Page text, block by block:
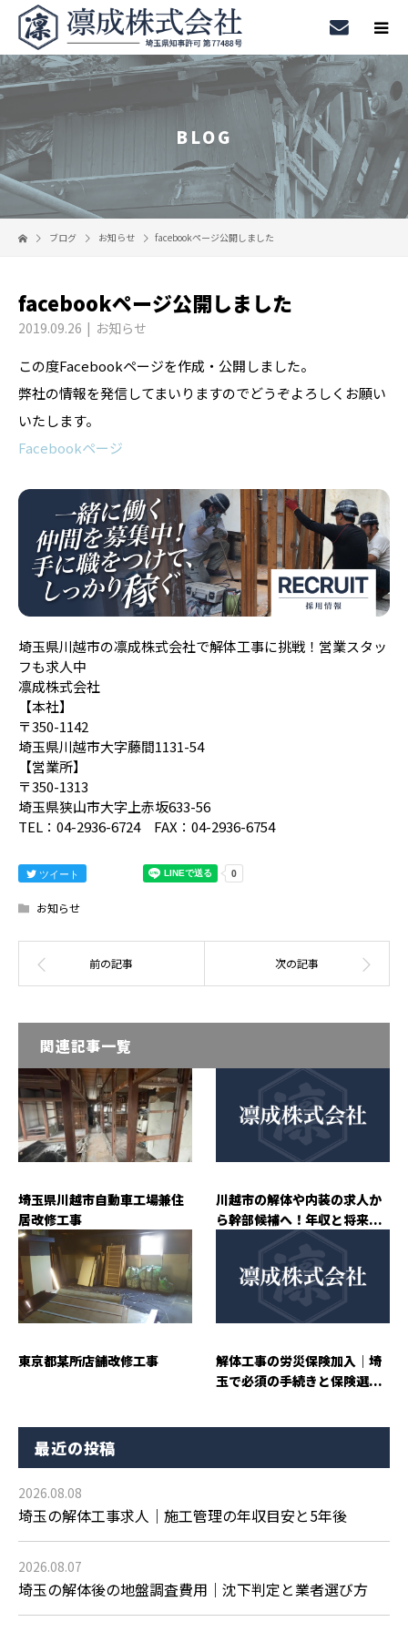
BLOG
ブログ お知らせ facebookページ公開しました
facebookページ公開しました
2019.09.26 お知らせ
この度Facebookページを作成・公開しました。
弊社の情報を発信してまいりますのでどうぞよろしくお願い
いたします。
Facebookページ
埼玉県川越市の凛成株式会社で解体工事に挑戦！営業スタッ
フも求人中
凛成株式会社
【本社】
〒350-1142
埼玉県川越市大字藤間1131-54
【営業所】
〒350-1313
埼玉県狭山市大字上赤坂633-56
TEL：04-2936-6724 FAX：04-2936-6754
ツイート
お知らせ
関連記事一覧
埼玉県川越市自動車工場兼住
居改修工事
川越市の解体や内装の求人か
ら幹部候補へ！年収と将来...
東京都某所店舗改修工事
解体工事の労災保険加入｜埼
玉で必須の手続きと保険選...
最近の投稿
2026.08.08
埼玉の解体工事求人｜施工管理の年収目安と5年後
2026.08.07
埼玉の解体後の地盤調査費用｜沈下判定と業者選び方